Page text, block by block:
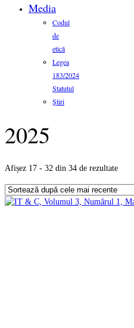
Media
Codul
de
etică
Legea
183/2024
Statutul
Știri
2025
Afișez 17 - 32 din 34 de rezultateSortat
mai